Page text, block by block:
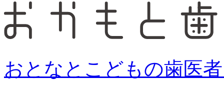
おとなとこどもの歯医